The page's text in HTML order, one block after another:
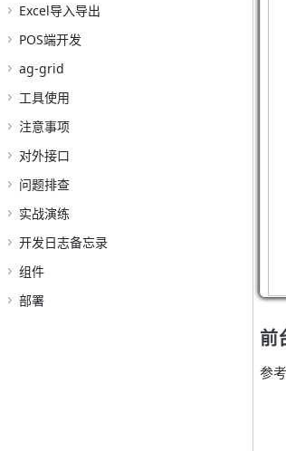
Excel导入导出
POS端开发
ag-grid
工具使用
注意事项
对外接口
问题排查
实战演练
开发日志备忘录
组件
部署
前
参